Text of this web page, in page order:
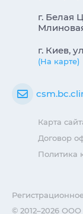
г. Белая
г. Киев,
(На карте)
Карта
Договор
Политика
© 2012–2026